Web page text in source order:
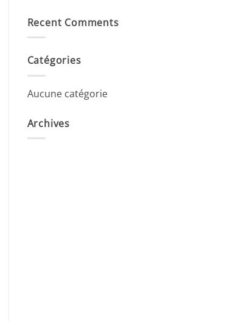
Recent Comments
Catégories
Aucune catégorie
Archives